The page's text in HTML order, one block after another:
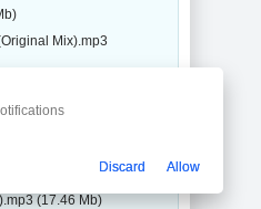
Mix).mp3
Kerge
(17.46 Mb)
Discard Allow